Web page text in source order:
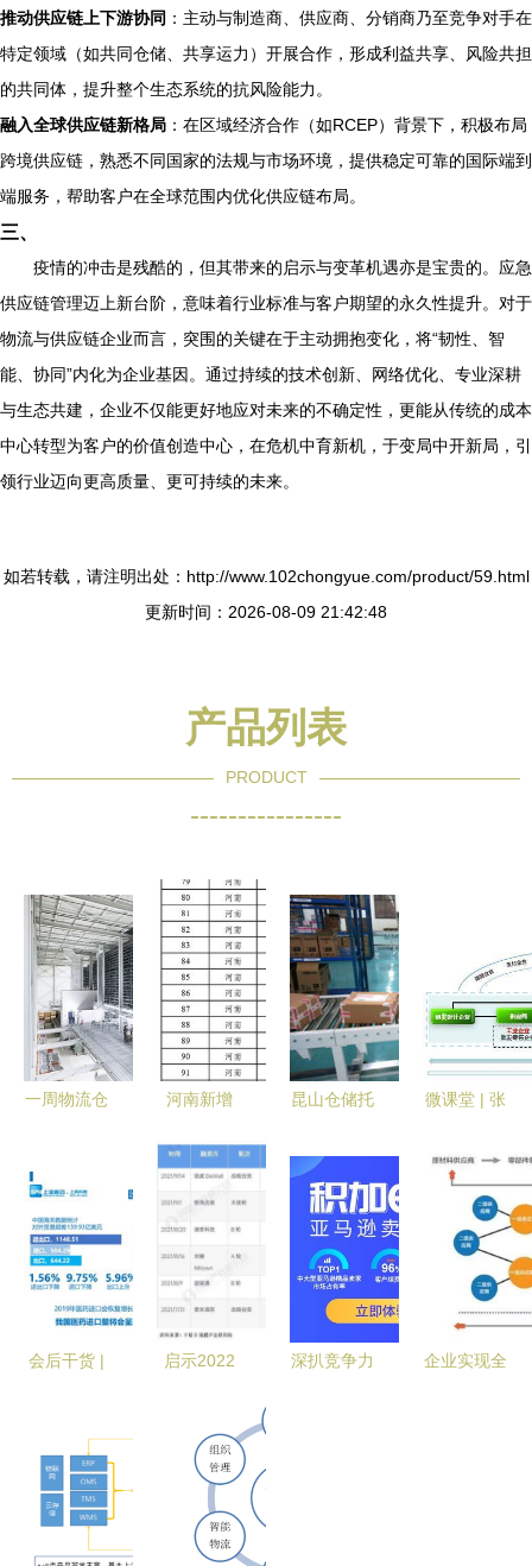
推动供应链上下游协同 ：主动与制造商、供应商、分销商乃至竞争对手在
特定领域（如共同仓储、共享运力）开展合作，形成利益共享、风险共担
的共同体，提升整个生态系统的抗风险能力。
融入全球供应链新格局 ：在区域经济合作（如RCEP）背景下，积极布局
跨境供应链，熟悉不同国家的法规与市场环境，提供稳定可靠的国际端到
端服务，帮助客户在全球范围内优化供应链布局。
三、
疫情的冲击是残酷的，但其带来的启示与变革机遇亦是宝贵的。应急
供应链管理迈上新台阶，意味着行业标准与客户期望的永久性提升。对于
物流与供应链企业而言，突围的关键在于主动拥抱变化，将“韧性、智
能、协同”内化为企业基因。通过持续的技术创新、网络优化、专业深耕
与生态共建，企业不仅能更好地应对未来的不确定性，更能从传统的成本
中心转型为客户的价值创造中心，在危机中育新机，于变局中开新局，引
领行业迈向更高质量、更可持续的未来。
如若转载，请注明出处：http://www.102chongyue.com/product/59.html
更新时间：2026-08-09 21:42:48
产品列表
PRODUCT
----------------
一周物流仓
情报,11月
览
河南新增
绿色工厂，
入围数量全
转型的品牌
管理启示
昆山仓储托
牌管理全解
析
微课堂 | 张
业电子商务
发展三年行
动计划
会后干货 |
管理创新与
品牌价值实
启示2022
管理服务行
业投融资及
兼并重组分
析
深扒竞争力
企业实现全